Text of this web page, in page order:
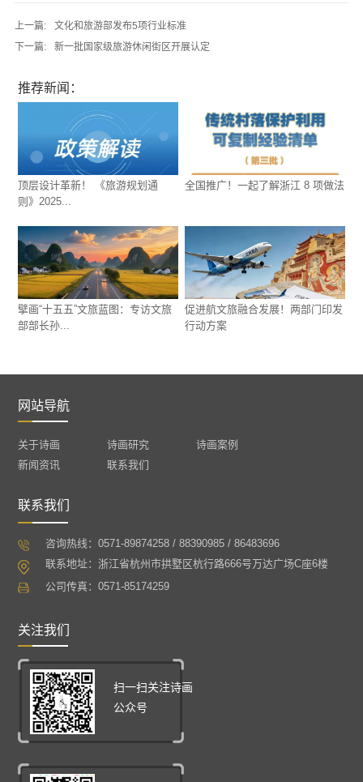
上一篇:
文化和旅游部发布5项行业标准
下一篇:
新一批国家级旅游休闲街区开展认定
推荐新闻：
顶层设计革新！ 《旅游规划通
则》2025...
全国推广！一起了解浙江 8 项做法
擘画“十五五”文旅蓝图：专访文旅
部部长孙...
促进航文旅融合发展！两部门印发
行动方案
网站导航
关于诗画 诗画研究
诗画案例
新闻资讯
联系我们
联系我们
咨询热线：0571-89874258 / 88390985 / 86483696
联系地址：浙江省杭州市拱墅区杭行路666号万达广场C座6楼
公司传真：0571-85174259
关注我们
扫一扫关注诗画
公众号